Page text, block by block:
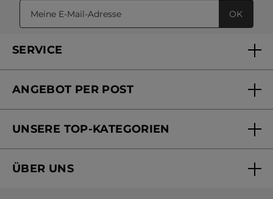
OK
SERVICE
Mein Konto
Online Preisliste
ANGEBOT PER POST
Versandhandel Preisliste
UNSERE TOP-KATEGORIEN
Black Friday Yves Rocher
ÜBER UNS